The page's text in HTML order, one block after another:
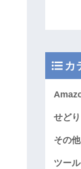
カ
せどり
その他
ツー